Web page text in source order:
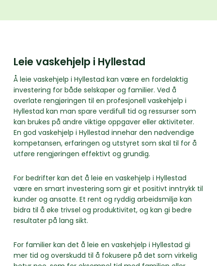
Leie vaskehjelp i Hyllestad
Å leie vaskehjelp i Hyllestad kan være en fordelaktig
investering for både selskaper og familier. Ved å
overlate rengjøringen til en profesjonell vaskehjelp i
Hyllestad kan man spare verdifull tid og ressurser som
kan brukes på andre viktige oppgaver eller aktiviteter.
En god vaskehjelp i Hyllestad innehar den nødvendige
kompetansen, erfaringen og utstyret som skal til for å
utføre rengjøringen effektivt og grundig.
For bedrifter kan det å leie en vaskehjelp i Hyllestad
være en smart investering som gir et positivt inntrykk til
kunder og ansatte. Et rent og ryddig arbeidsmiljø kan
bidra til å øke trivsel og produktivitet, og kan gi bedre
resultater på lang sikt.
For familier kan det å leie en vaskehjelp i Hyllestad gi
mer tid og overskudd til å fokusere på det som virkelig